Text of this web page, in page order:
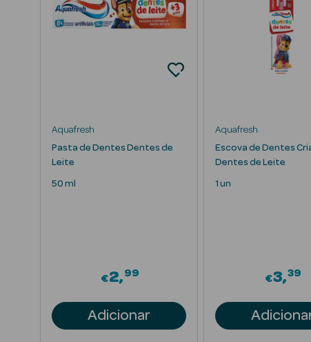
Aquafresh
Pasta de Dentes Dentes de
Leite
50 ml
€2 99
Adicionar
Aquafresh
Escova de Dentes
Dentes de Leite
1 un
€3 39